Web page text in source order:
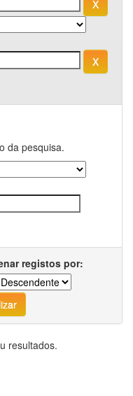
da pesquisa.
registos por:
resultados.